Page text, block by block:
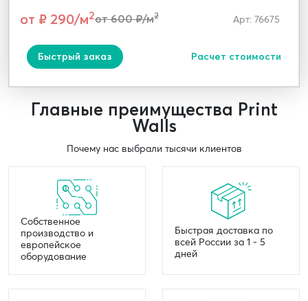
от ₽ 290/м2от 600 ₽/м2 Арт: 76675
Быстрый заказ Расчет стоимости
Главные преимущества Print
Walls
Почему нас выбрали тысячи клиентов
Собственное
производство и
европейское
оборудование
Быстрая доставка по
всей России за 1 - 5
дней